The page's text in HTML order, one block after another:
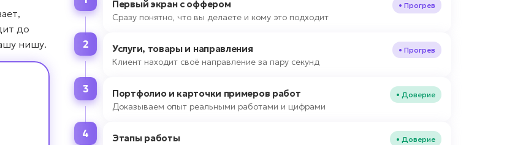
до
нишу.
Первый экран с оффером
Сразу понятно, что вы делаете и кому это подходит
• Прогрев
2 Услуги, товары и направления
Клиент находит своё направление за пару секунд
• Прогрев
3 Портфолио и карточки примеров работ
Доказываем опыт реальными работами и цифрами
• Доверие
4 Этапы работы • Доверие